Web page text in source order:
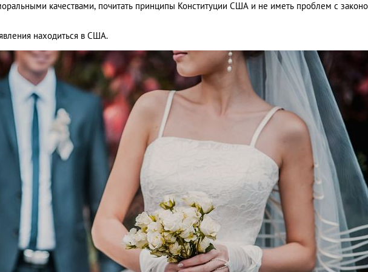
качествами, почитать принципы Конституции США и не иметь проблем с
находиться в США.